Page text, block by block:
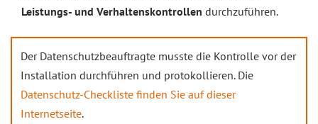
Leistungs- und Verhaltenskontrollen durchzuführen.
Der Datenschutzbeauftragte musste die Kontrolle vor der
Installation durchführen und protokollieren. Die
Datenschutz-Checkliste finden Sie auf dieser
Internetseite.